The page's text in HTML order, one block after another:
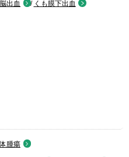
脳出血 / くも膜下出血
腫瘍